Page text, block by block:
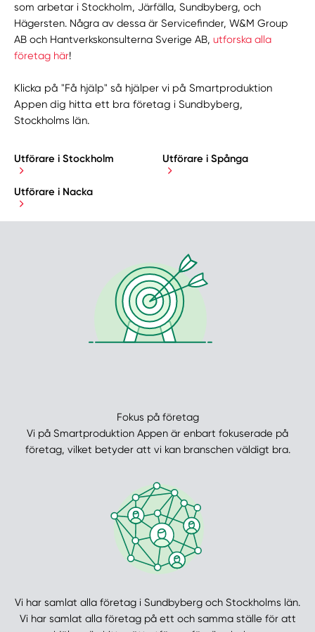
som arbetar i Stockholm, Järfälla, Sundbyberg, och
Hägersten. Några av dessa är Servicefinder, W&M Group
AB och Hantverkskonsulterna Sverige AB,utforska alla
företag här!
Klicka på "Få hjälp" så hjälper vi på Smartproduktion
Appen dig hitta ett bra företag i Sundbyberg,
Stockholms län.
Utförare i Stockholm Utförare i Spånga
Utförare i Nacka
Fokus på företag
Vi på Smartproduktion Appen är enbart fokuserade på
företag, vilket betyder att vi kan branschen väldigt bra.
Vi har samlat alla företag i Sundbyberg och Stockholms län.
Vi har samlat alla företag på ett och samma ställe för att